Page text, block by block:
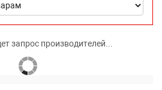
запрос производителей...